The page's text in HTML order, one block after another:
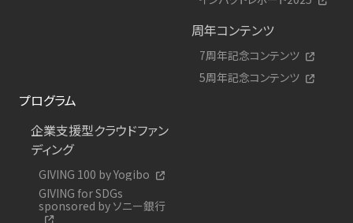
周年コンテンツ
7周年記念コンテンツ
5周年記念コンテンツ
プログラム
企業支援型クラウドファン
ディング
GIVING 100 by Yogibo
GIVING for SDGs
sponsored by ソニー銀行